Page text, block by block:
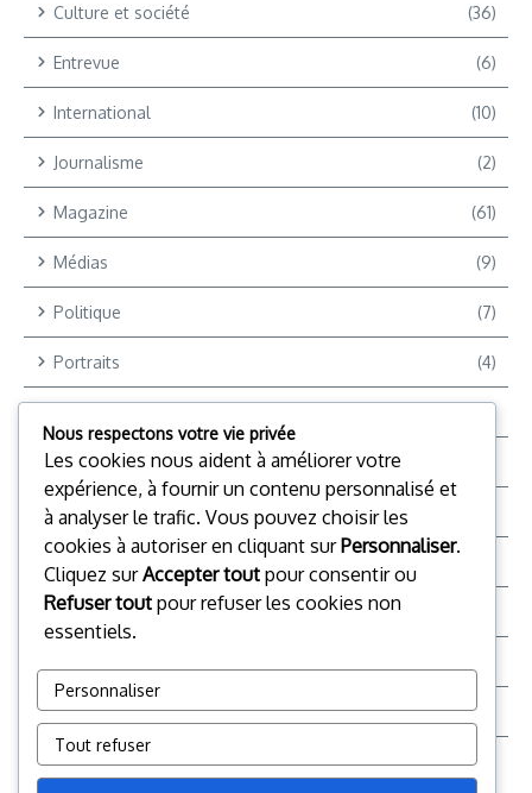
Culture et société (36)
Entrevue (6)
International (10)
Journalisme (2)
Magazine (61)
Médias (9)
Politique (7)
Portraits (4)
(9)
Reportages Vidéo
Reporter +
Sports
TP (59)
Nous respectons votre vie privée
Les cookies nous aident à améliorer votre
expérience, à fournir un contenu personnalisé et
à analyser le trafic. Vous pouvez choisir les
cookies à autoriser en cliquant surPersonnaliser.
Cliquez surAccepter tout pour consentir ou
Refuser tout pour refuser les cookies non
essentiels.
Personnaliser
Tout refuser